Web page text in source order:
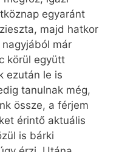
egyaránt
majd hatkor
már
körül együtt
ezután le is
tanulnak még,
össze, a férjem
érintő aktuális
is bárki